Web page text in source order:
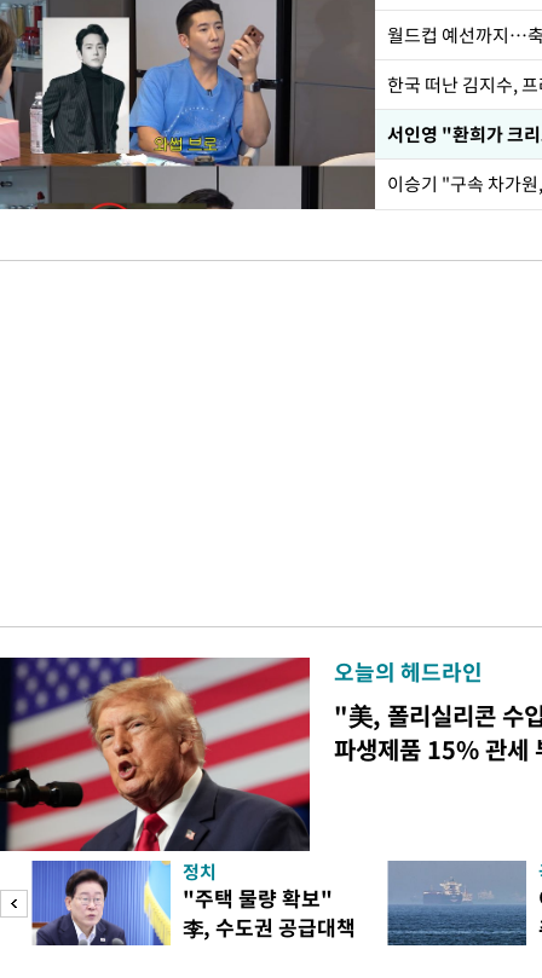
월드컵 예선까지…
한국 떠난 김지수,
서인영 "환희가 크
이승기 "구속 차가
오늘의 헤드라인
"美, 폴리실리콘 수
파생제품 15% 관세
정치
"주택 물량 확보"
李, 수도권 공급대책